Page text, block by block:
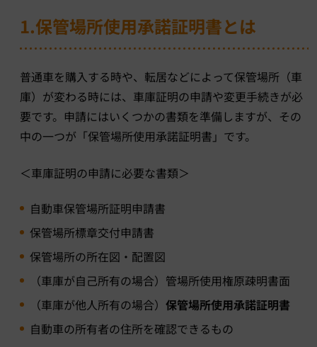
1.保管場所使用承諾証明書とは
普通車を購入する時や、転居などによって保管場所（車
庫）が変わる時には、車庫証明の申請や変更手続きが必
要です。申請にはいくつかの書類を準備しますが、その
中の一つが「保管場所使用承諾証明書」です。
＜車庫証明の申請に必要な書類＞
自動車保管場所証明申請書
保管場所標章交付申請書
保管場所の所在図・配置図
（車庫が自己所有の場合）管場所使用権原疎明書面
（車庫が他人所有の場合） 保管場所使用承諾証明書
自動車の所有者の住所を確認できるもの